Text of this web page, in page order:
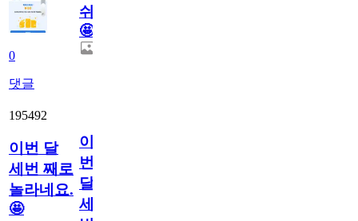
0
댓글
쉬
🤩
195492
이번 달
세번 째로
놀라네요.
🤩
이
번
달
세